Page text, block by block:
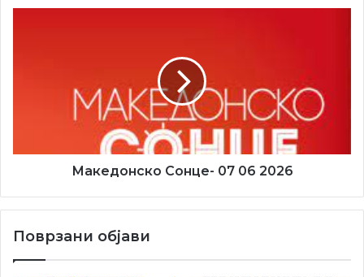
Македонско Сонце- 07 06 2026
Поврзани објави